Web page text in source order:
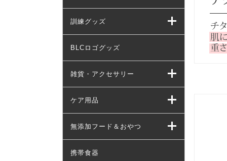
訓練グッズ
BLCロゴグッズ
雑貨・アクセサリー
ケア用品
無添加フード＆おやつ
携帯食器